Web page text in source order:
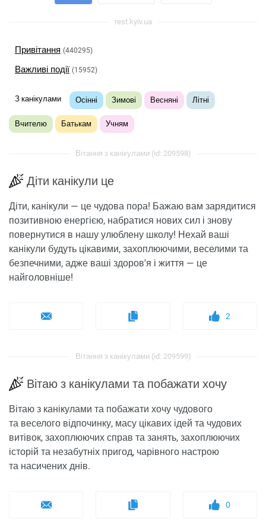
rest.kyiv.ua
Привітання (440295)
Важливі події (15952)
З канікулами Осінні Зимові Весняні Літні
Вчителю Батькам Учням
Вітання з канікулами (id: 209598)
Діти канікули це
Діти, канікули — це чудова пора! Бажаю вам зарядитися
позитивною енергією, набратися нових сил і знову
повернутися в нашу улюблену школу! Нехай ваші
канікули будуть цікавими, захоплюючими, веселими та
безпечними, адже ваші здоров'я і життя — це
найголовніше!
2
Вітання з канікулами (id: 209599)
Вітаю з канікулами та побажати хочу
Вітаю з канікулами та побажати хочу чудового
та веселого відпочинку, масу цікавих ідей та чудових
витівок, захоплюючих справ та занять, захоплюючих
історій та незабутніх пригод, чарівного настрою
та насичених днів.
0